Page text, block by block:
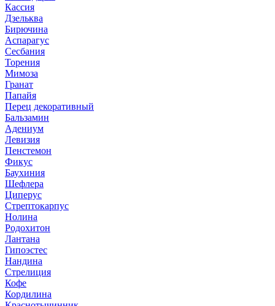
Кассия
Дзельква
Бирючина
Аспарагус
Сесбания
Торения
Мимоза
Гранат
Папайя
Перец декоративный
Бальзамин
Адениум
Левизия
Пенстемон
Фикус
Баухиния
Шефлера
Циперус
Стрептокарпус
Нолина
Родохитон
Лантана
Гипоэстес
Нандина
Стрелиция
Кофе
Кордилина